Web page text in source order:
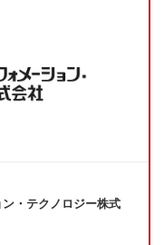
・テクノロジー株式